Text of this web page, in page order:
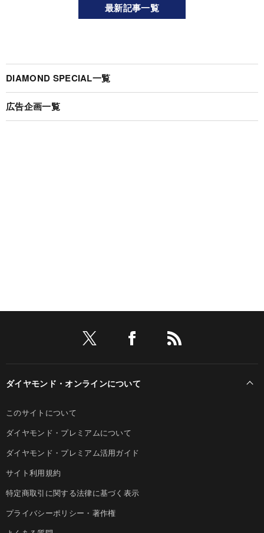
最新記事一覧
DIAMOND SPECIAL一覧
広告企画一覧
ダイヤモンド・オンラインについて
このサイトについて
ダイヤモンド・プレミアムについて
ダイヤモンド・プレミアム活用ガイド
サイト利用規約
特定商取引に関する法律に基づく表示
プライバシーポリシー・著作権